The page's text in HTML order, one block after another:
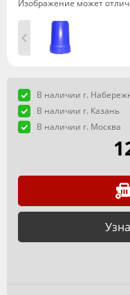
Изображение может
В наличии г.
В наличии г. Казань
В наличии г. Москва